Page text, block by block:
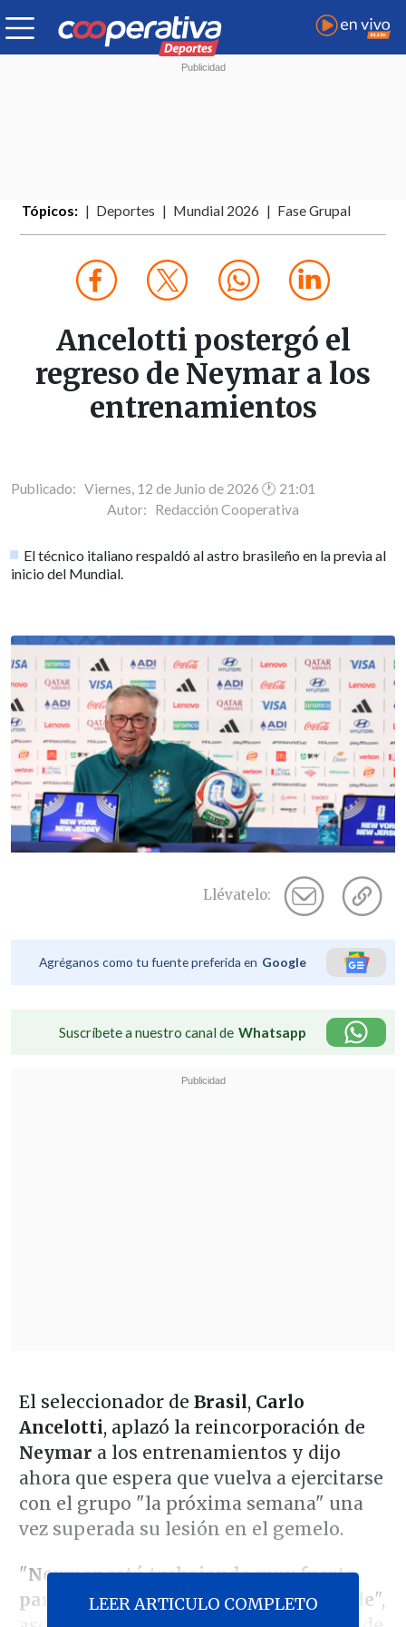
Tópicos: Deportes Mundial 2026 Fase Grupal
Ancelotti postergó el
regreso de Neymar a los
entrenamientos
Publicado: Viernes, 12 de Junio de 2026 🕐 21:01
Autor: Redacción Cooperativa
El técnico italiano respaldó al astro brasileño en la previa al
inicio del Mundial.
Llévatelo:
Agréganos como tu fuente preferida en Google
Suscríbete a nuestro canal de Whatsapp
El seleccionador de Brasil, Carlo
Ancelotti, aplazó la reincorporación de
Neymar a los entrenamientos y dijo
ahora que espera que vuelva a ejercitarse
con el grupo "la próxima semana" una
vez superada su lesión en el gemelo.
"Neymar está trabajando muy fuerte
para recuperarse lo más rápido posible",
LEER ARTICULO COMPLETO